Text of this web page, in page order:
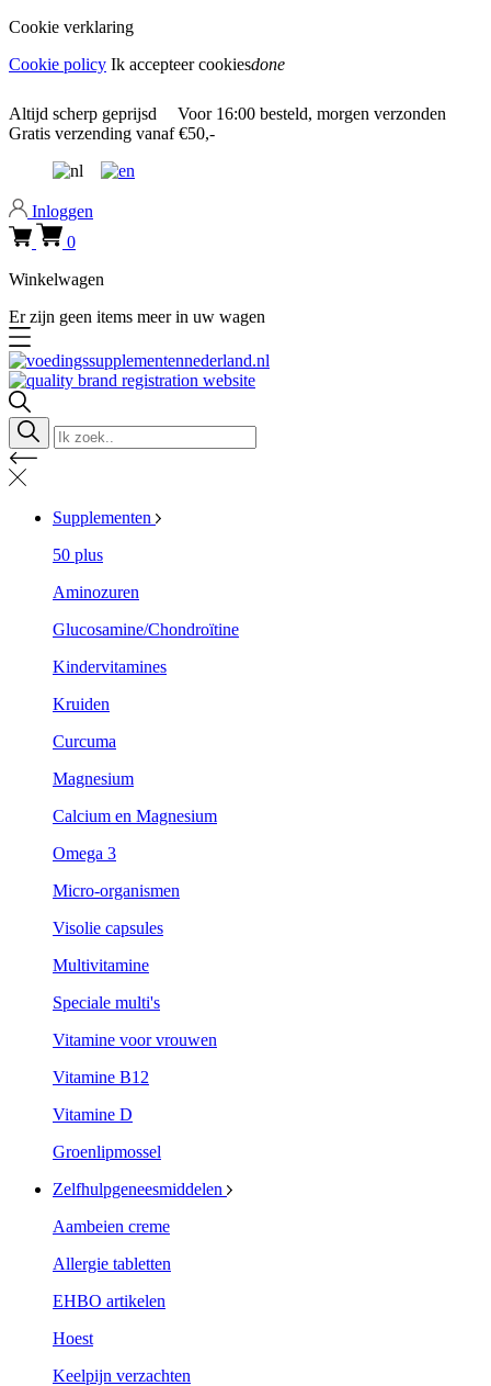
Cookie verklaring
Cookie policy Ik accepteer cookiesdone
Altijd scherp geprijsd Voor 16:00 besteld, morgen verzonden
Gratis verzending vanaf €50,-
Inloggen
0
Winkelwagen
Er zijn geen items meer in uw wagen
Supplementen
50 plus
Aminozuren
Glucosamine/Chondroïtine
Kindervitamines
Kruiden
Curcuma
Magnesium
Calcium en Magnesium
Omega 3
Micro-organismen
Visolie capsules
Multivitamine
Speciale multi's
Vitamine voor vrouwen
Vitamine B12
Vitamine D
Groenlipmossel
Zelfhulpgeneesmiddelen
Aambeien creme
Allergie tabletten
EHBO artikelen
Hoest
Keelpijn verzachten